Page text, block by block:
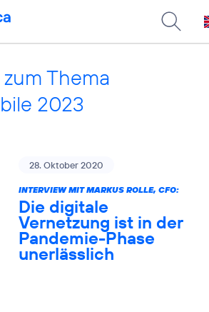
Thema
2023
28. Oktober 2020
INTERVIEW MIT MARKUS ROLLE, CFO:
Die digitale
Vernetzung ist in der
Pandemie-Phase
unerlässlich